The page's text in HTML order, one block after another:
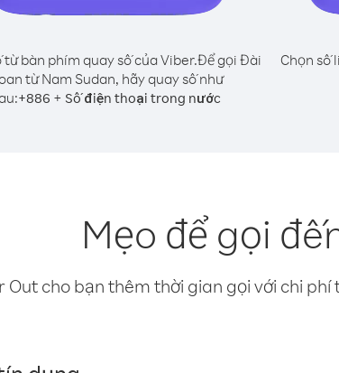
từ bàn phím quay số của Viber.Để gọi Đài
từ Nam Sudan, hãy quay số như
+886 + Số điện thoại trong nước
Chọn số
Mẹo để gọi
Out cho bạn thêm thời gian gọi với chi